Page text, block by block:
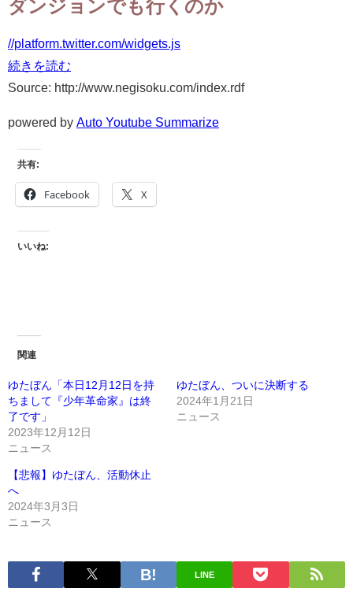
ダンジョンでも行くのか
//platform.twitter.com/widgets.js
続きを読む
Source: http://www.negisoku.com/index.rdf
powered by Auto Youtube Summarize
共有:
Facebook X
いいね:
関連
ゆたぼん「本日12月12日を持
ちまして『少年革命家』は終
了です」
2023年12月12日
ニュース
ゆたぼん、ついに決断する
2024年1月21日
ニュース
【悲報】ゆたぼん、活動休止
へ
2024年3月3日
ニュース
LINE